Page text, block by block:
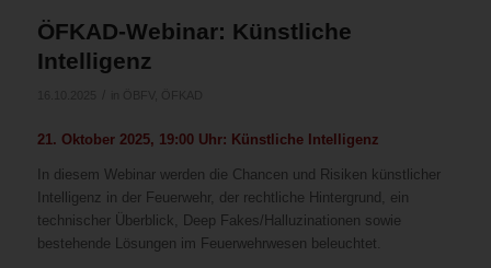
ÖFKAD-Webinar: Künstliche
Intelligenz
21. Oktober 2025, 19:00 Uhr: Künstliche Intelligenz
In diesem Webinar werden die Chancen und Risiken künstlicher
Intelligenz in der Feuerwehr, der rechtliche Hintergrund, ein
technischer Überblick, Deep Fakes/Halluzinationen sowie
bestehende Lösungen im Feuerwehrwesen beleuchtet.